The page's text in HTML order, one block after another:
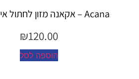
Espree – שמפו 355 מ"ל יערות ה...
45.00
הוספה לסל